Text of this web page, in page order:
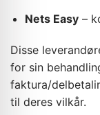
Nets Easy–
Disse
for sin
faktura/
til deres vilkår.